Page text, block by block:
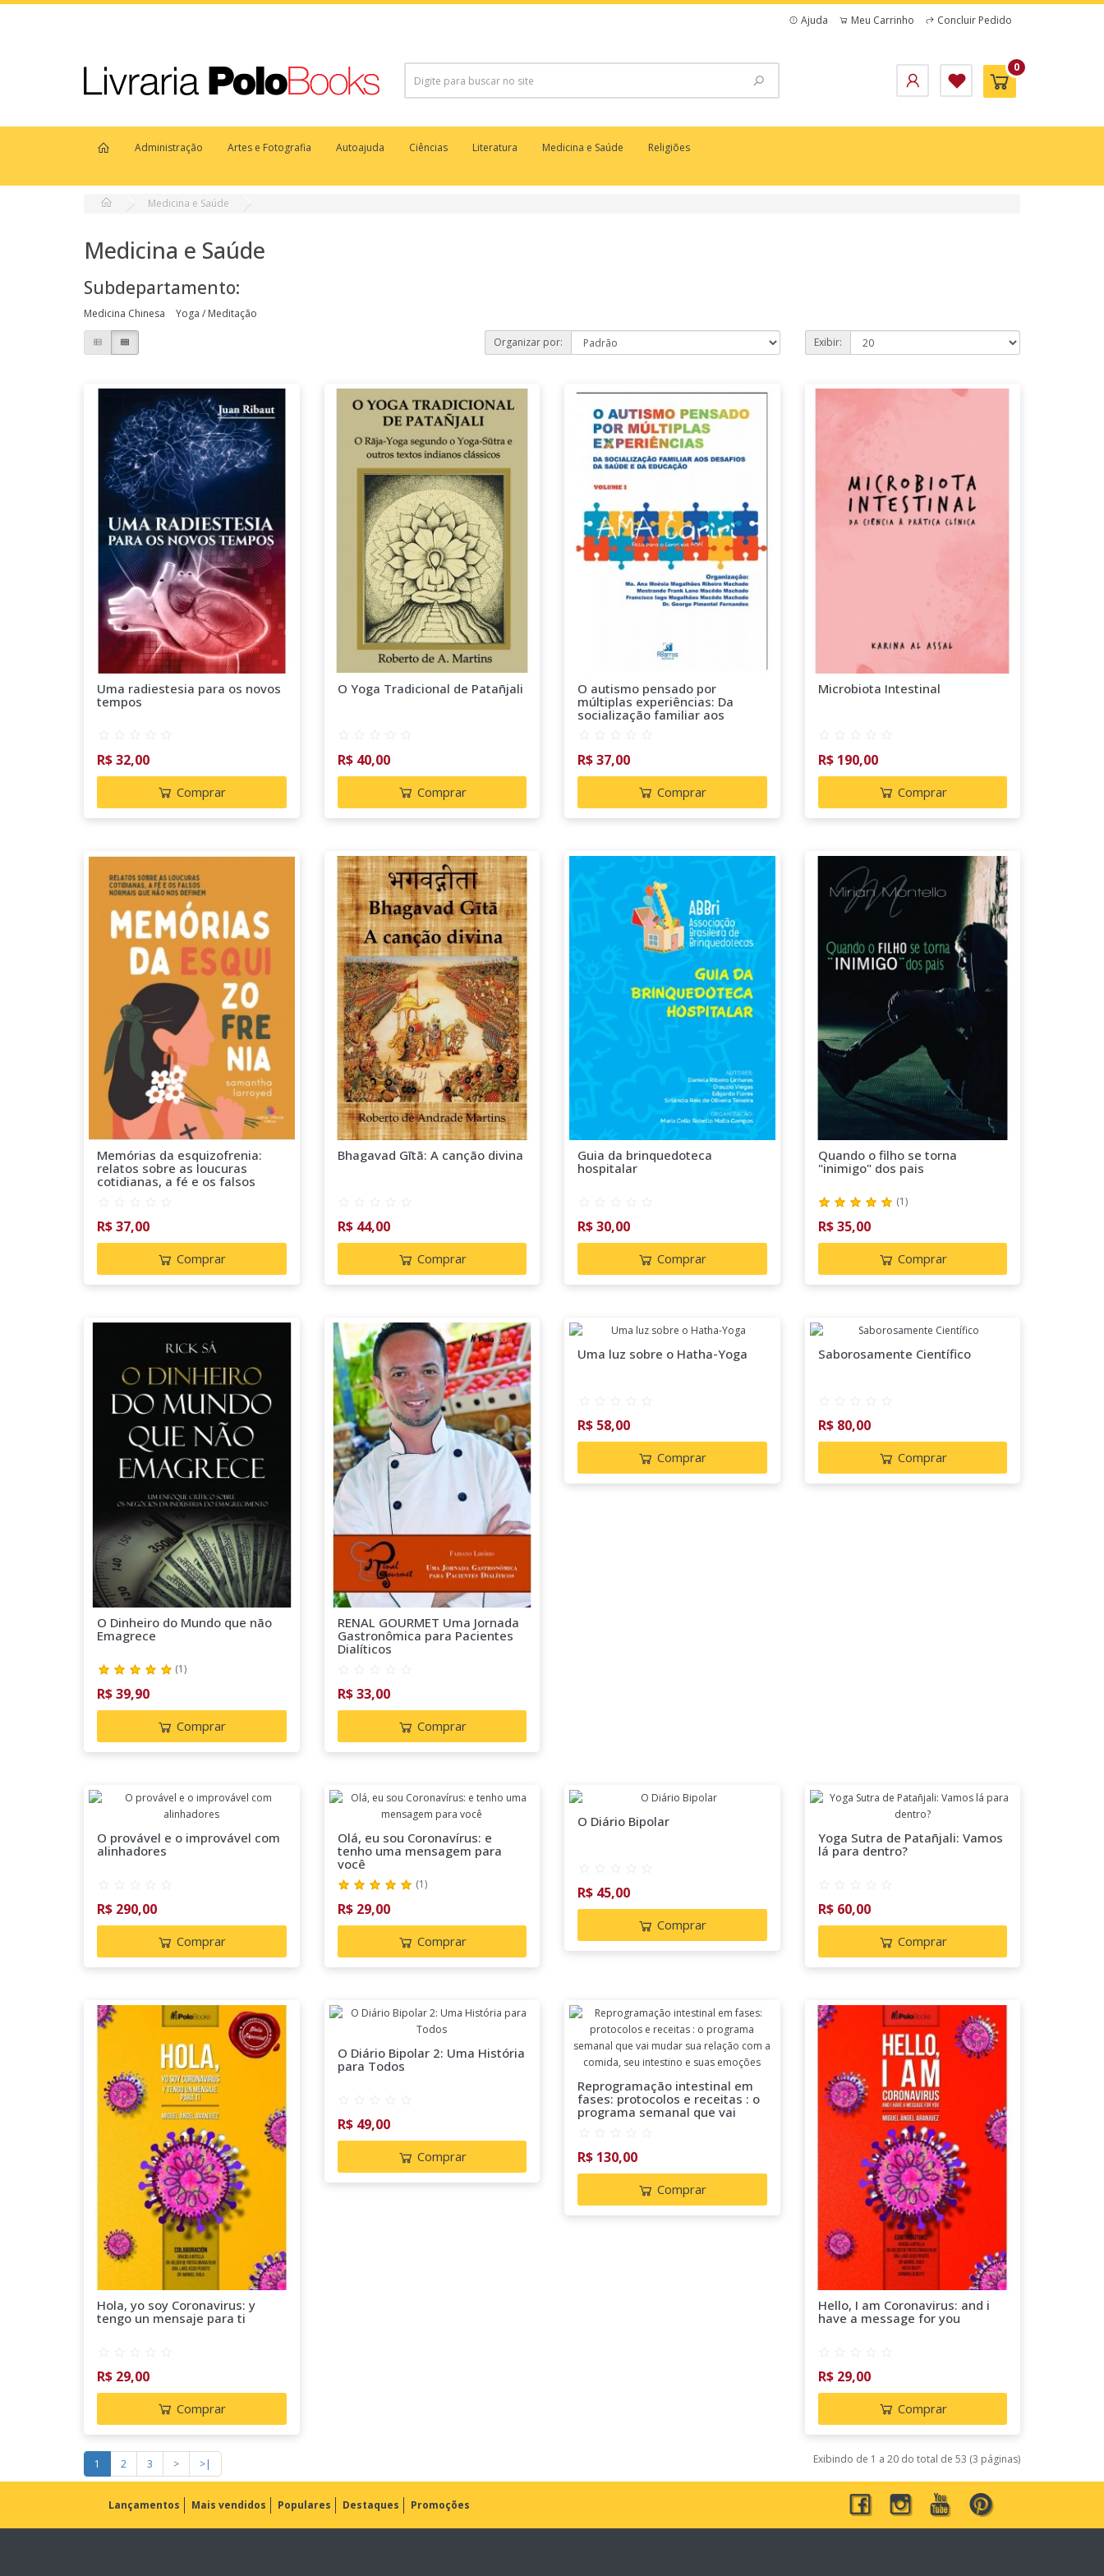
Ajuda Meu Carrinho Concluir Pedido
0
Administração Artes e Fotografia Autoajuda Ciências Literatura Medicina e Saúde Religiões
Medicina e Saúde
Medicina e Saúde
Subdepartamento:
Medicina Chinesa Yoga / Meditação
Organizar por: Exibir:
Uma radiestesia para os novos
tempos
R$ 32,00
Comprar
O Yoga Tradicional de Patañjali
R$ 40,00
Comprar
O autismo pensado por
múltiplas experiências: Da
socialização familiar aos
desafios da saúde e da
R$ 37,00
Comprar
Microbiota Intestinal
R$ 190,00
Comprar
Memórias da esquizofrenia:
relatos sobre as loucuras
cotidianas, a fé e os falsos
R$ 37,00
Comprar
Bhagavad Gītā: A canção divina
R$ 44,00
Comprar
Guia da brinquedoteca
hospitalar
R$ 30,00
Comprar
Quando o filho se torna
"inimigo" dos pais
(1)
R$ 35,00
Comprar
O Dinheiro do Mundo que não
Emagrece
(1)
R$ 39,90
Comprar
RENAL GOURMET Uma Jornada
Gastronômica para Pacientes
Dialíticos
R$ 33,00
Comprar
Uma luz sobre o Hatha-Yoga
R$ 58,00
Comprar
Saborosamente Científico
R$ 80,00
Comprar
O provável e o improvável com
alinhadores
R$ 290,00
Comprar
Olá, eu sou Coronavírus: e
tenho uma mensagem para
você
(1)
R$ 29,00
Comprar
O Diário Bipolar
R$ 45,00
Comprar
Yoga Sutra de Patañjali: Vamos
lá para dentro?
R$ 60,00
Comprar
Hola, yo soy Coronavirus: y
tengo un mensaje para ti
R$ 29,00
Comprar
O Diário Bipolar 2: Uma História
para Todos
R$ 49,00
Comprar
Reprogramação intestinal em
fases: protocolos e receitas : o
programa semanal que vai
emoções
R$ 130,00
Comprar
Hello, I am Coronavirus: and i
have a message for you
R$ 29,00
Comprar
1 2 3 > >| Exibindo de 1 a 20 do total de 53 (3 páginas)
Lançamentos Mais vendidos Populares Destaques Promoções